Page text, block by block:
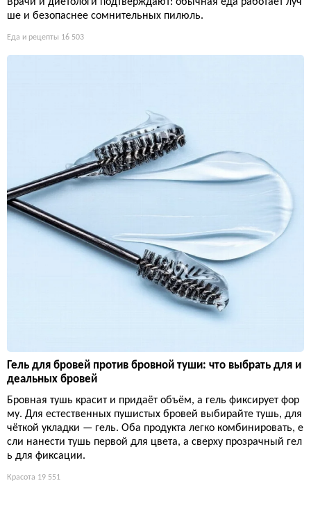
ше и безопаснее сомнительных пилюль.
Еда и рецепты 16 503
Гель для бровей против бровной туши: что выбрать для и
деальных бровей
Бровная тушь красит и придаёт объём, а гель фиксирует фор
му. Для естественных пушистых бровей выбирайте тушь, для
чёткой укладки — гель. Оба продукта легко комбинировать, е
сли нанести тушь первой для цвета, а сверху прозрачный гел
ь для фиксации.
Красота 19 551